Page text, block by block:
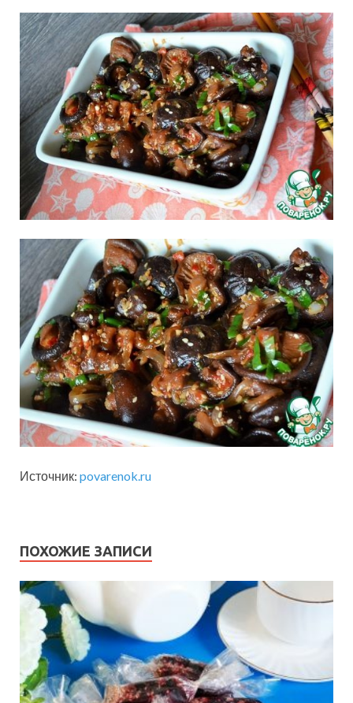
Источник: povarenok.ru
ПОХОЖИЕ ЗАПИСИ